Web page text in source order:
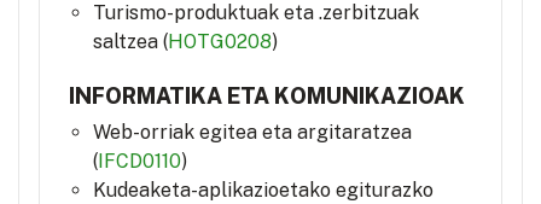
Turismo-produktuak eta .zerbitzuak
saltzea (HOTG0208)
INFORMATIKA ETA KOMUNIKAZIOAK
Web-orriak egitea eta argitaratzea
( IFCD0110)
Kudeaketa-aplikazioetako egiturazko